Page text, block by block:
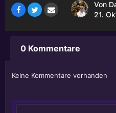
Von
21.
0 Kommentare
Keine Kommentare vorhanden